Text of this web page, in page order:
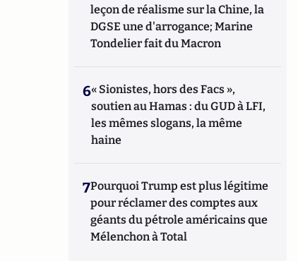
leçon de réalisme sur la Chine, la
DGSE une d'arrogance; Marine
Tondelier fait du Macron
6« Sionistes, hors des Facs »,
soutien au Hamas : du GUD à LFI,
les mêmes slogans, la même
haine
7Pourquoi Trump est plus légitime
pour réclamer des comptes aux
géants du pétrole américains que
Mélenchon à Total